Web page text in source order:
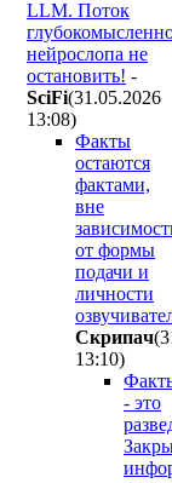
LLM. Поток
нейрослопа не
остановить! -
SciFi(31.05.2026
13:08)
Факты
остаются
фактами,
вне
от формы
подачи и
личности
Cкpипaч
13:10)
- это